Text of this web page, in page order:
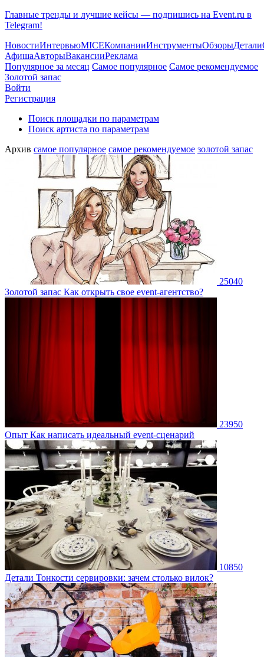
Главные тренды и лучшие кейсы — подпишись на Event.ru в
Telegram!
НовостиИнтервьюMICEКомпанииИнструментыОбзорыДетали
АфишаАвторыВакансииРеклама
Популярное за месяц Самое популярное Самое рекомендуемое
Золотой запас
Войти
Регистрация
Поиск площадки по параметрам
Поиск артиста по параметрам
Архив самое популярное самое рекомендуемое золотой запас
25040
Золотой запас Как открыть свое event-агентство?
23950
Опыт Как написать идеальный event-сценарий
10850
Детали Тонкости сервировки: зачем столько вилок?